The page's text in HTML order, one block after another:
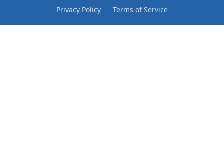
Privacy Policy Terms of Service